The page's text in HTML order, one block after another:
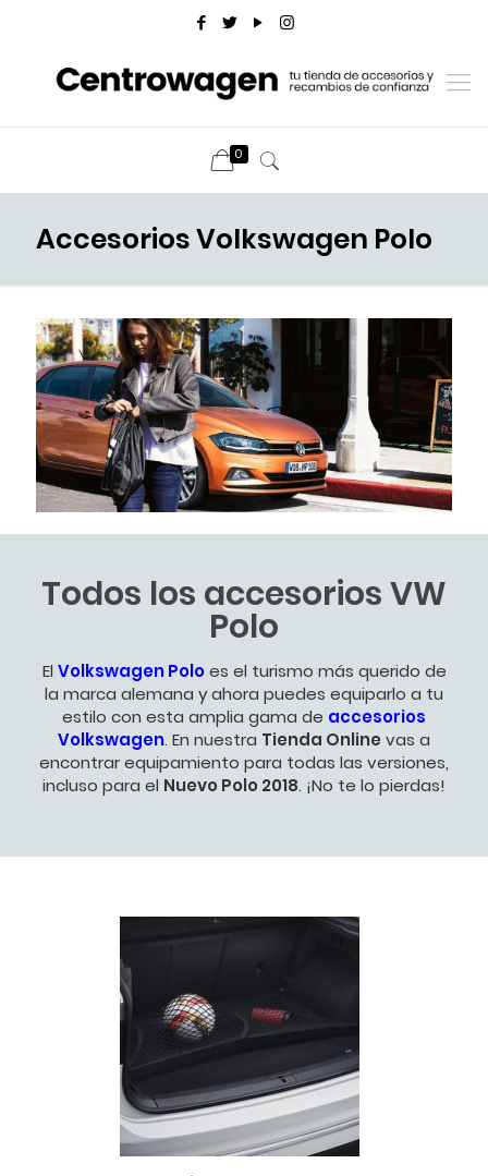
0
Accesorios Volkswagen Polo
Todos los accesorios VW
Polo
El Volkswagen Poloes el turismo más querido de
la marca alemana y ahora puedes equiparlo a tu
estilo con esta amplia gama de accesorios
Volkswagen. En nuestra Tienda Online vas a
encontrar equipamiento para todas las versiones,
incluso para el Nuevo Polo 2018. ¡No te lo pierdas!